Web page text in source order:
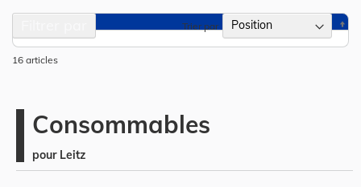
16 articles
Trier par
Consommables
pour Leitz